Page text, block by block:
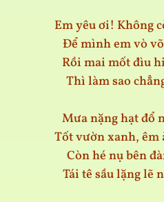
Em yêu ơi! Không
Để mình em vò
Rồi mai mốt đìu
Thì làm sao
Mưa nặng hạt đổ
Tốt vườn xanh, êm
Còn hé nụ bên
Tái tê sầu lặng lẽ